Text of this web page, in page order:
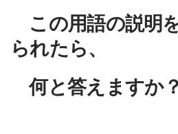
この用語の説明
られたら、
何と答えますか？